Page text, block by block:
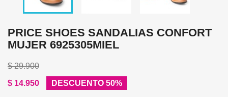
PRICE SHOES SANDALIAS CONFORT
MUJER 6925305MIEL
$ 29.900
$ 14.950
DESCUENTO 50%